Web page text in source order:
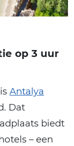
op 3 uur
Antalya
Dat
biedt
– een